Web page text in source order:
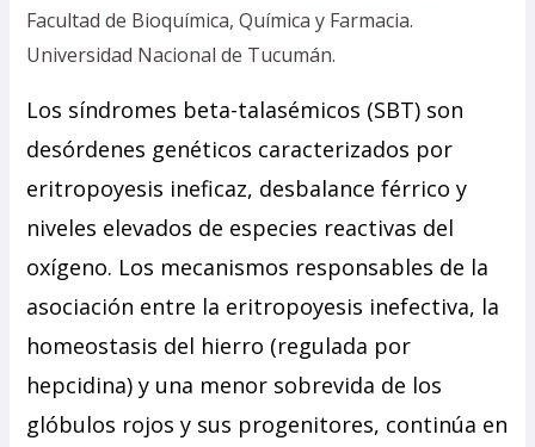
Facultad de Bioquímica, Química y Farmacia.
Universidad Nacional de Tucumán.
Los síndromes beta-talasémicos (SBT) son
desórdenes genéticos caracterizados por
eritropoyesis ineficaz, desbalance férrico y
niveles elevados de especies reactivas del
oxígeno. Los mecanismos responsables de la
asociación entre la eritropoyesis inefectiva, la
homeostasis del hierro (regulada por
hepcidina) y una menor sobrevida de los
glóbulos rojos y sus progenitores, continúa en